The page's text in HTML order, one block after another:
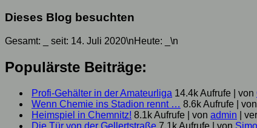
Dieses Blog besuchten
Gesamt: seit: 14. Juli 2020\nHeute: \n
Populärste Beiträge:
Profi-Gehälter in der Amateurliga 14.4k Aufrufe von
Wenn Chemie ins Stadion rennt … 8.6k Aufrufe von
Heimspiel in Chemnitz! 8.1k Aufrufe von admin
Die Tür von der Gellertstraße 7.1k Aufrufe von